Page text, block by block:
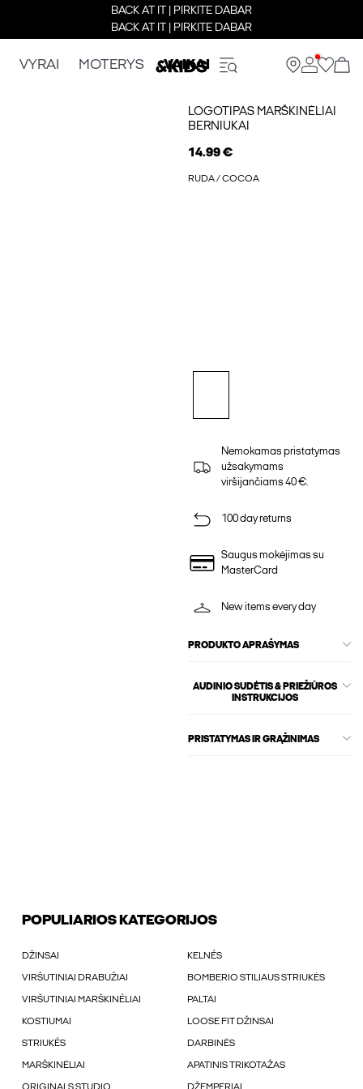
BACK AT IT | PIRKITE DABAR
BACK AT IT | PIRKITE DABAR
VYRAI MOTERYS VAIKAI
LOGOTIPAS MARŠKINĖLIAI
BERNIUKAI
14.99 €
RUDA / COCOA
Nemokamas pristatymas
užsakymams
viršijančiams 40 €.
100 day returns
Saugus mokėjimas su
MasterCard
New items every day
PRODUKTO APRAŠYMAS
AUDINIO SUDĖTIS & PRIEŽIŪROS
INSTRUKCIJOS
PRISTATYMAS IR GRĄŽINIMAS
POPULIARIOS KATEGORIJOS
DŽINSAI KELNÉS
VIRŠUTINIAI DRABUŽIAI BOMBERIO STILIAUS STRIUKĖS
VIRŠUTINIAI MARŠKINÉLIAI PALTAI
KOSTIUMAI LOOSE FIT DŽINSAI
STRIUKÉS DARBINĖS
MARŠKINĖLIAI APATINIS TRIKOTAŽAS